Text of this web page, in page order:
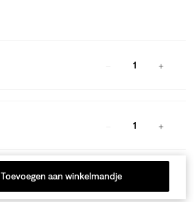
1
1
Toevoegen aan winkelmandje